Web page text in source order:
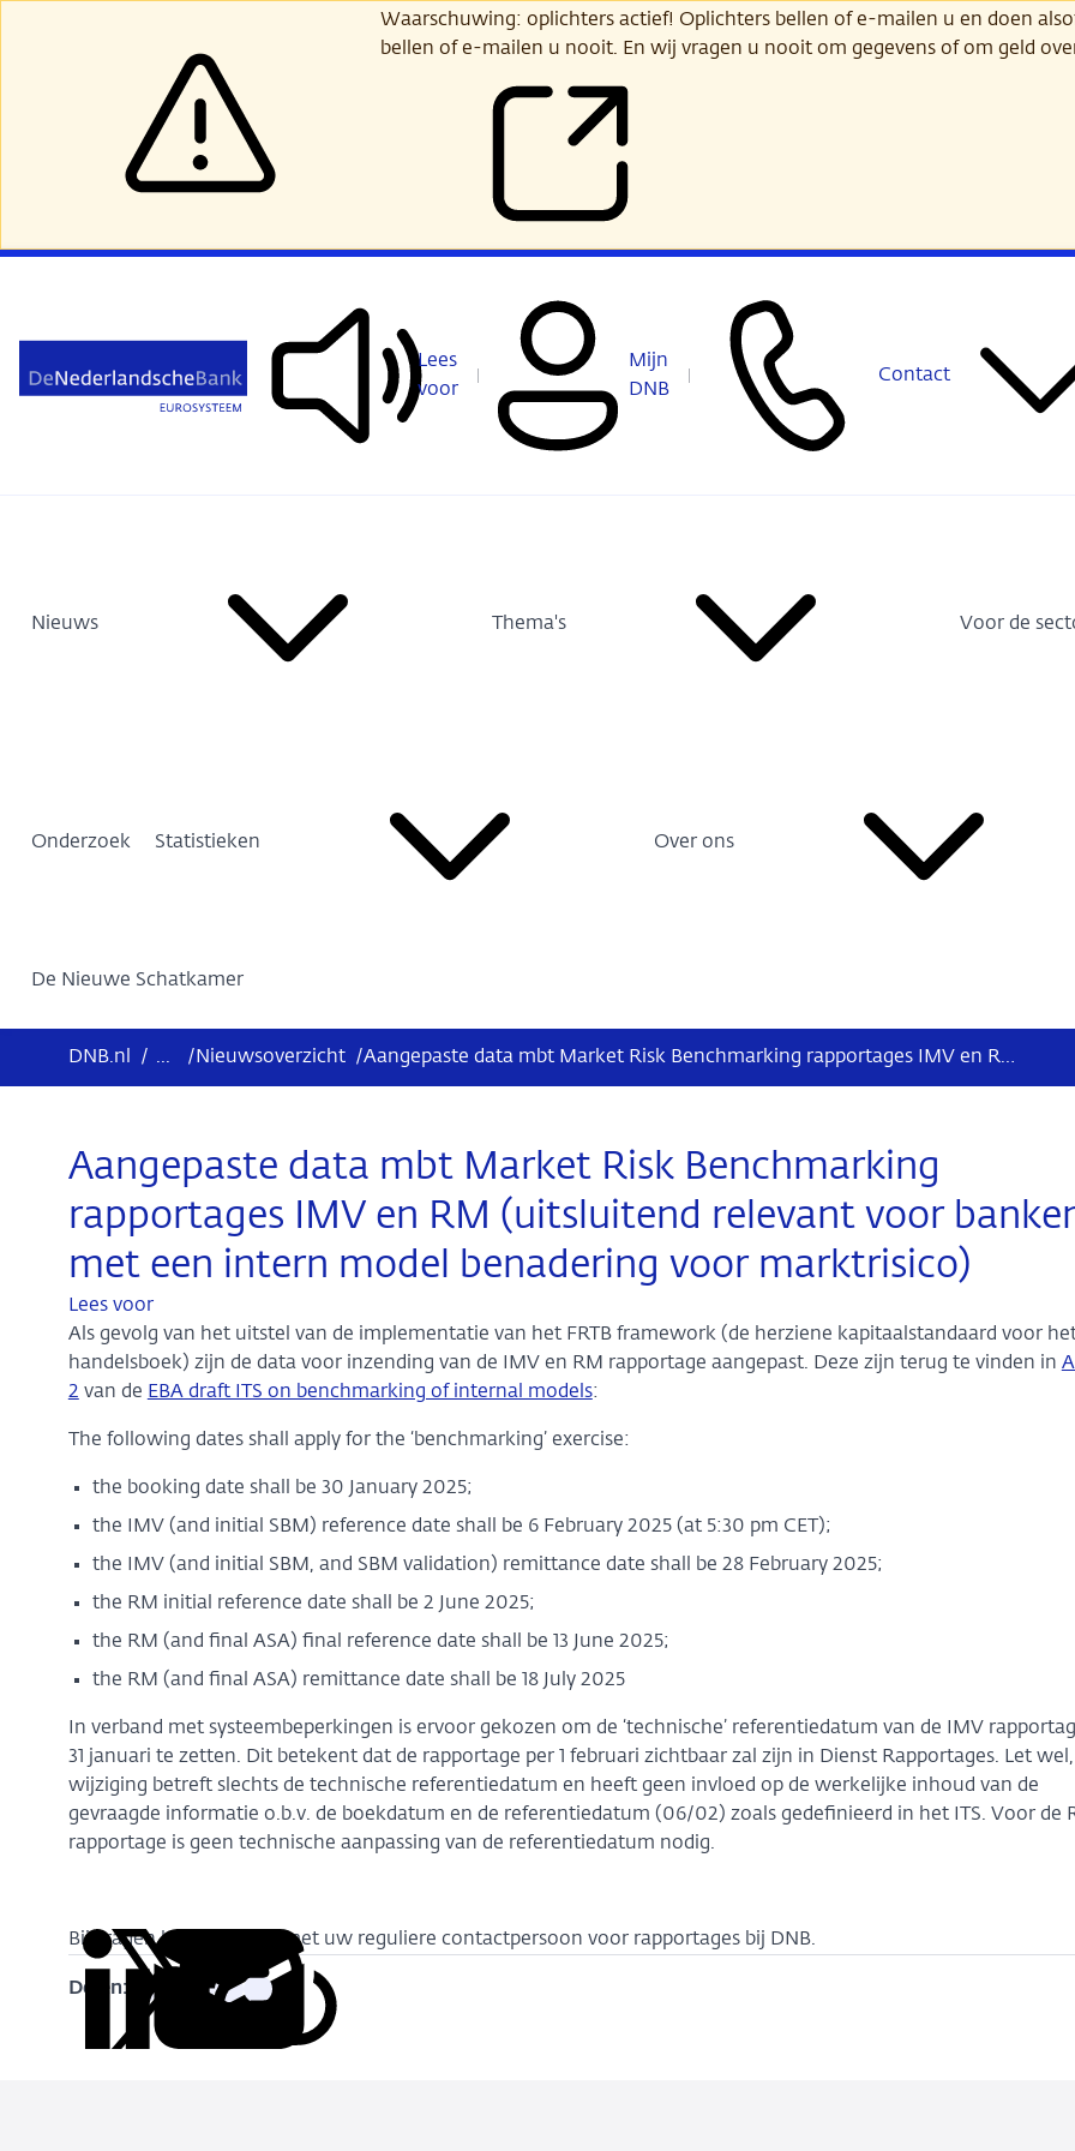
Waarschuwing: oplichters actief! Oplichters bellen of e-mailen u en doen
bellen of e-mailen u nooit. En wij vragen u nooit om gegevens of om geld
Lees
voor
Mijn
DNB
Contact
Nieuws Thema's Voor de
Onderzoek Statistieken Over ons
De Nieuwe Schatkamer
DNB.nl / ... / Nieuwsoverzicht / Aangepaste data mbt Market Risk Benchmarking rapportages IMV en RM (uitsluitend relevant voor banken met een intern model benadering voor marktrisico)
Aangepaste data mbt Market Risk Benchmarking
rapportages IMV en RM (uitsluitend relevant voor
met een intern model benadering voor marktrisico)
Lees voor
Als gevolg van het uitstel van de implementatie van het FRTB framework (de herziene kapitaalstandaard voor
handelsboek) zijn de data voor inzending van de IMV en RM rapportage aangepast. Deze zijn terug te vinden in
2 van de EBA draft ITS on benchmarking of internal models:
The following dates shall apply for the ‘benchmarking’ exercise:
the booking date shall be 30 January 2025;
the IMV (and initial SBM) reference date shall be 6 February 2025 (at 5:30 pm CET);
the IMV (and initial SBM, and SBM validation) remittance date shall be 28 February 2025;
the RM initial reference date shall be 2 June 2025;
the RM (and final ASA) final reference date shall be 13 June 2025;
the RM (and final ASA) remittance date shall be 18 July 2025
In verband met systeembeperkingen is ervoor gekozen om de ‘technische’ referentiedatum van de IMV
31 januari te zetten. Dit betekent dat de rapportage per 1 februari zichtbaar zal zijn in Dienst Rapportages. Let wel,
wijziging betreft slechts de technische referentiedatum en heeft geen invloed op de werkelijke inhoud van de
gevraagde informatie o.b.v. de boekdatum en de referentiedatum (06/02) zoals gedefinieerd in het ITS. Voor de
rapportage is geen technische aanpassing van de referentiedatum nodig.
Bij vragen kunt u bellen met uw reguliere contactpersoon voor rapportages bij DNB.
Delen:
Deel
via
DeelDeelKopieer